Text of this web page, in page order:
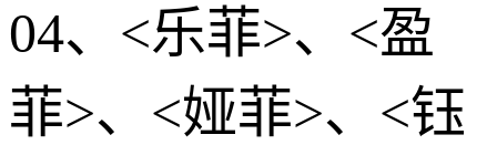
04、<乐菲>、<盈
菲>、<娅菲>、<钰